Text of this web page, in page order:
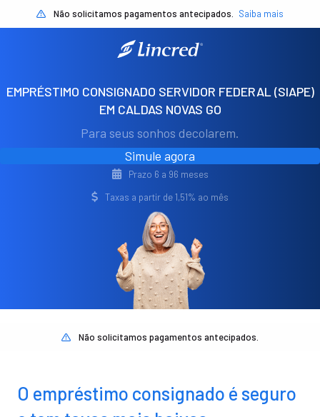
Não solicitamos pagamentos antecipados. Saiba mais
EMPRÉSTIMO CONSIGNADO SERVIDOR FEDERAL (SIAPE)
EM CALDAS NOVAS GO
Para seus sonhos decolarem.
Simule agora
Prazo 6 a 96 meses
Taxas a partir de 1,51% ao mês
Não solicitamos pagamentos antecipados.
O empréstimo consignado é seguro